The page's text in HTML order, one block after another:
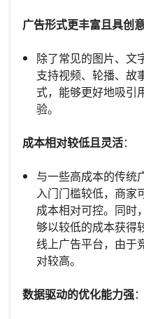
广告形式更丰富且具创
除了常见的图片、文
支持视频、轮播、故
式，能够更好地吸引
验。
成本相对较低且灵活：
与一些高成本的传统
入门门槛较低，商家
成本相对可控。同时
够以较低的成本获得
线上广告平台，由于
对较高。
数据驱动的优化能力强：